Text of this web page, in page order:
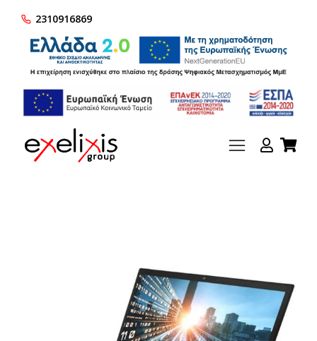
2310916869